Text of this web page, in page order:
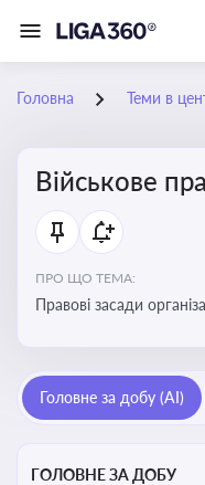
Головна Теми в
Військове
ПРО ЩО ТЕМА:
Правові засади
військовослужбовців у
Головне за добу (AI)
ГОЛОВНЕ ЗА ДОБУ